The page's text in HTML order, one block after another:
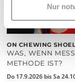
Nur
ON CHEWING
WAS, WENN
METHODE IST?
Do 17.9.2026 bis Sa